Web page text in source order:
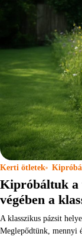
Kerti ötletek
Kipróbáltuk a
végében a
A klasszikus pázsit
Meglepődtünk, mennyi